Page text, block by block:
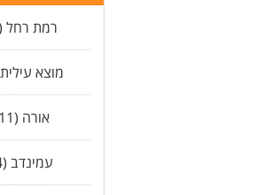
רמת רחל
מוצא עילית
אורה (11)
עמינדב (4)